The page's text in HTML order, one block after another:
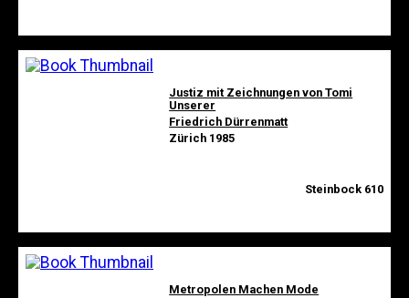
Justiz mit Zeichnungen von Tomi
Unserer
Friedrich Dürrenmatt
Zürich 1985
Steinbock 610
Metropolen Machen Mode